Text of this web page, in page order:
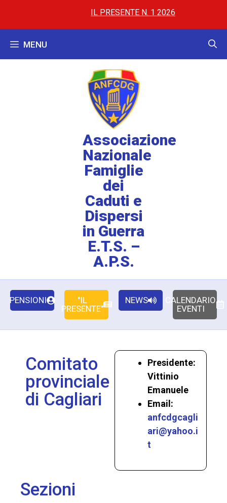
IL PRESENTE N. 1 2026............................
MENU
Associazione
Nazionale
Famiglie
dei
Caduti e
Dispersi
in Guerra
E.T.S. –
A.P.S.
PENSIONI
"IL
PRESENTE"
NEWS
CALENDARIO
EVENTI
Comitato
provinciale
di Cagliari
Presidente:
Vittinio
Emanuele
Email:
anfcdgcagli
ari@yahoo.i
t
Sezioni